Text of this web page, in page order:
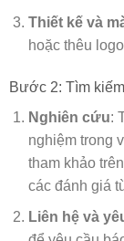
Thiết kế và
hoặc thêu
Bước 2: Tìm
Nghiên cứu:
nghiệm trong
tham khảo
các đánh giá
Liên hệ và